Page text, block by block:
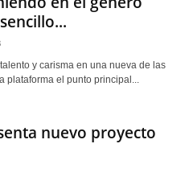
y carisma en una nueva de las
plataforma el punto principal...
nuevo proyecto